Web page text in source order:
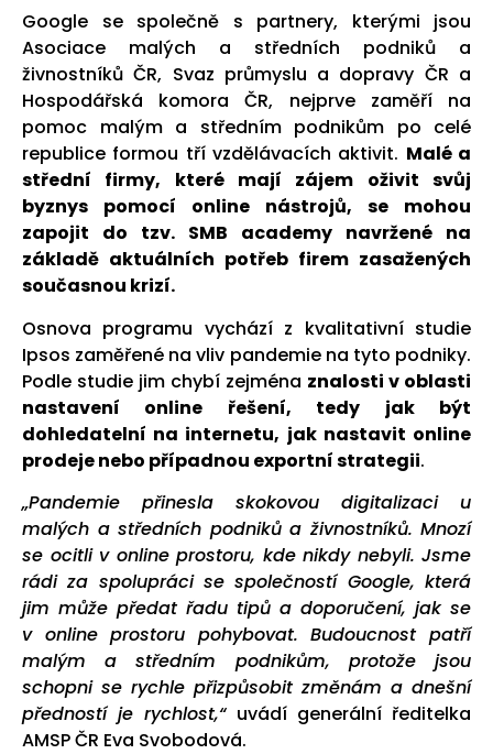
Google se společně s partnery, kterými jsou
Asociace malých a středních podniků a
živnostníků ČR, Svaz průmyslu a dopravy ČR a
Hospodářská komora ČR, nejprve zaměří na
pomoc malým a středním podnikům po celé
republice formou tří vzdělávacích aktivit. Malé a
střední firmy, které mají zájem oživit svůj
byznys pomocí online nástrojů, se mohou
zapojit do tzv. SMB academy navržené na
základě aktuálních potřeb firem zasažených
současnou krizí.
Osnova programu vychází z kvalitativní studie
Ipsos zaměřené na vliv pandemie na tyto podniky.
Podle studie jim chybí zejména znalosti v oblasti
nastavení online řešení, tedy jak být
dohledatelní na internetu, jak nastavit online
prodeje nebo případnou exportní strategii.
„Pandemie přinesla skokovou digitalizaci u
malých a středních podniků a živnostníků. Mnozí
se ocitli v online prostoru, kde nikdy nebyli. Jsme
rádi za spolupráci se společností Google, která
jim může předat řadu tipů a doporučení, jak se
v online prostoru pohybovat. Budoucnost patří
malým a středním podnikům, protože jsou
schopni se rychle přizpůsobit změnám a dnešní
předností je rychlost,“ uvádí generální ředitelka
AMSP ČR Eva Svobodová.